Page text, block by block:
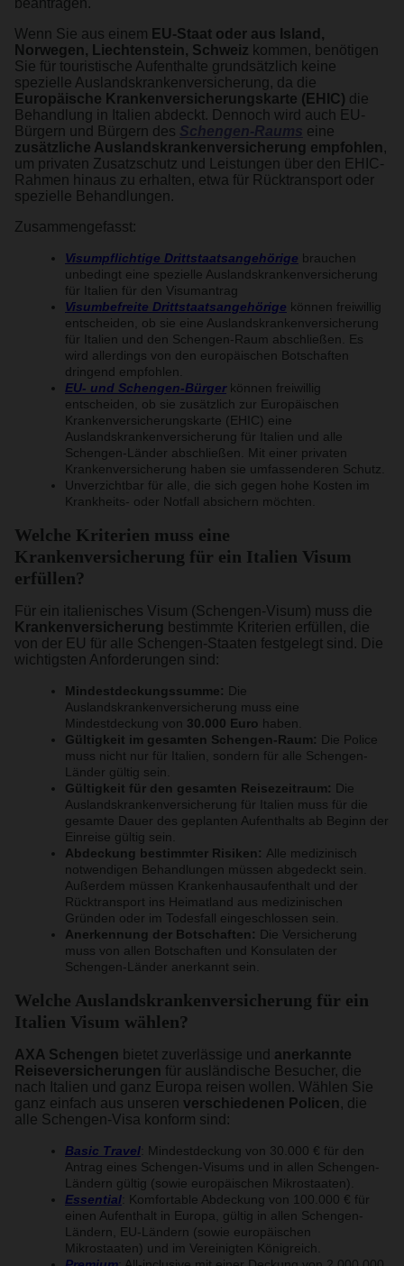
beantragen.
Wenn Sie aus einem EU-Staat oder aus Island,
Norwegen, Liechtenstein, Schweiz kommen, benötigen
Sie für touristische Aufenthalte grundsätzlich keine
spezielle Auslandskrankenversicherung, da die
Europäische Krankenversicherungskarte (EHIC) die
Behandlung in Italien abdeckt. Dennoch wird auch EU-
Bürgern und Bürgern des Schengen-Raums eine
zusätzliche Auslandskrankenversicherung empfohlen,
um privaten Zusatzschutz und Leistungen über den EHIC-
Rahmen hinaus zu erhalten, etwa für Rücktransport oder
spezielle Behandlungen.
Zusammengefasst:
Visumpflichtige Drittstaatsangehörige brauchen
unbedingt eine spezielle Auslandskrankenversicherung
für Italien für den Visumantrag
Visumbefreite Drittstaatsangehörige können freiwillig
entscheiden, ob sie eine Auslandskrankenversicherung
für Italien und den Schengen-Raum abschließen. Es
wird allerdings von den europäischen Botschaften
dringend empfohlen.
EU- und Schengen-Bürgerkönnen freiwillig
entscheiden, ob sie zusätzlich zur Europäischen
Krankenversicherungskarte (EHIC) eine
Auslandskrankenversicherung für Italien und alle
Schengen-Länder abschließen. Mit einer privaten
Krankenversicherung haben sie umfassenderen Schutz.
Unverzichtbar für alle, die sich gegen hohe Kosten im
Krankheits- oder Notfall absichern möchten.
Welche Kriterien muss eine
Krankenversicherung für ein Italien Visum
erfüllen?
Für ein italienisches Visum (Schengen-Visum) muss die
Krankenversicherung bestimmte Kriterien erfüllen, die
von der EU für alle Schengen-Staaten festgelegt sind. Die
wichtigsten Anforderungen sind:
Mindestdeckungssumme: Die
Auslandskrankenversicherung muss eine
Mindestdeckung von 30.000 Euro haben.
Gültigkeit im gesamten Schengen-Raum: Die Police
muss nicht nur für Italien, sondern für alle Schengen-
Länder gültig sein.
Gültigkeit für den gesamten Reisezeitraum: Die
Auslandskrankenversicherung für Italien muss für die
gesamte Dauer des geplanten Aufenthalts ab Beginn der
Einreise gültig sein.
Abdeckung bestimmter Risiken: Alle medizinisch
notwendigen Behandlungen müssen abgedeckt sein.
Außerdem müssen Krankenhausaufenthalt und der
Rücktransport ins Heimatland aus medizinischen
Gründen oder im Todesfall eingeschlossen sein.
Anerkennung der Botschaften: Die Versicherung
muss von allen Botschaften und Konsulaten der
Schengen-Länder anerkannt sein.
Welche Auslandskrankenversicherung für ein
Italien Visum wählen?
AXA Schengen bietet zuverlässige und anerkannte
Reiseversicherungen für ausländische Besucher, die
nach Italien und ganz Europa reisen wollen. Wählen Sie
ganz einfach aus unseren verschiedenen Policen, die
alle Schengen-Visa konform sind:
Basic Travel : Mindestdeckung von 30.000 € für den
Antrag eines Schengen-Visums und in allen Schengen-
Ländern gültig (sowie europäischen Mikrostaaten).
Essential : Komfortable Abdeckung von 100.000 € für
einen Aufenthalt in Europa, gültig in allen Schengen-
Ländern, EU-Ländern (sowie europäischen
Mikrostaaten) und im Vereinigten Königreich.